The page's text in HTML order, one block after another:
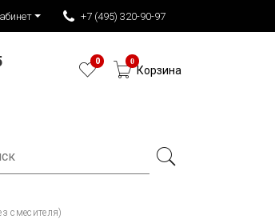
+7 (495) 320-90-97
0 0
Корзина
смесителя)